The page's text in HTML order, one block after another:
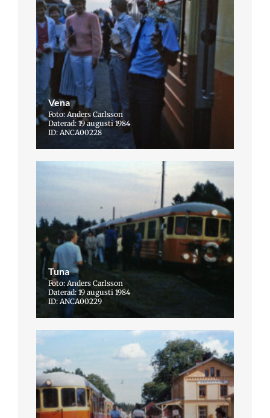
Vena
Foto: Anders Carlsson
Daterad: 19 augusti 1984
ID: ANCA00228
Tuna
Foto: Anders Carlsson
Daterad: 19 augusti 1984
ID: ANCA00229